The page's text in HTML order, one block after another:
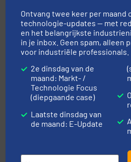
AB Weegtechniek
AB Weegtechniek (ABW) biedt
aan weegapparatuur en -
geautomatiseerde
Ontvang twee keer per maand
technologie-updates — met
en het belangrijkste
in je inbox. Geen spam, alleen
voor industriële professionals.
2e dinsdag van de
maand: Markt- /
Technologie Focus
(diepgaande case)
Laatste dinsdag van
de maand: E-Update